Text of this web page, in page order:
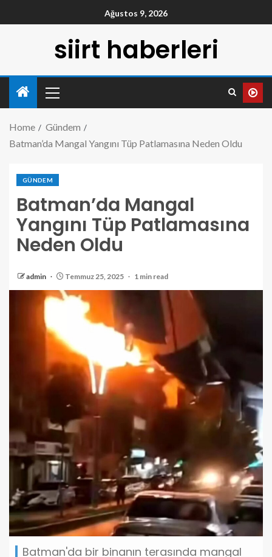
Ağustos 9, 2026
siirt haberleri
Home
Gündem
Batman’da Mangal Yangını Tüp Patlamasına Neden Oldu
GÜNDEM
Batman’da Mangal
Yangını Tüp Patlamasına
Neden Oldu
admin Temmuz 25, 2025 1 min read
Batman'da bir binanın terasında mangal